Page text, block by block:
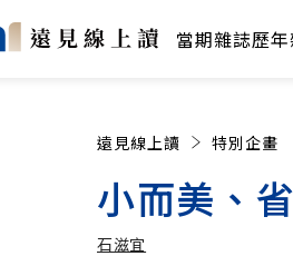
當期雜誌歷
遠見線上讀 特別企畫
小而美、
石滋宜